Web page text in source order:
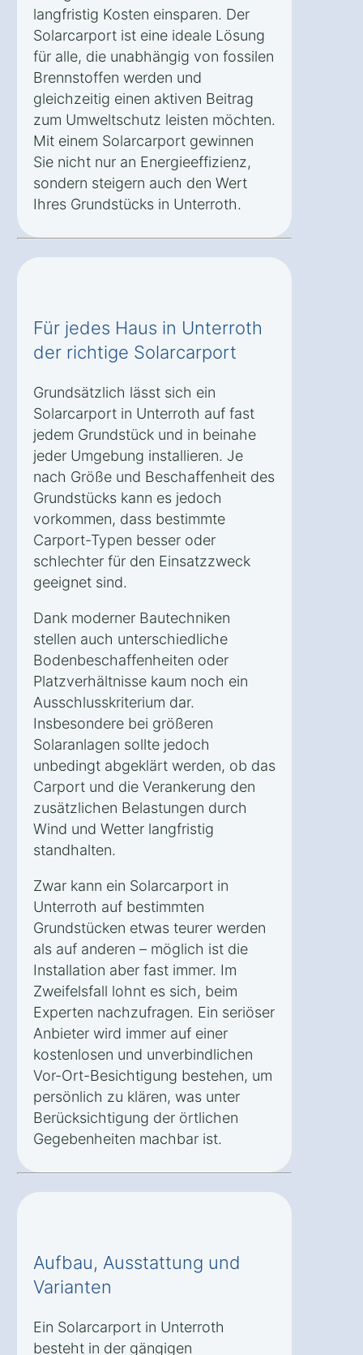
langfristig Kosten einsparen. Der
Solarcarport ist eine ideale Lösung
für alle, die unabhängig von fossilen
Brennstoffen werden und
gleichzeitig einen aktiven Beitrag
zum Umweltschutz leisten möchten.
Mit einem Solarcarport gewinnen
Sie nicht nur an Energieeffizienz,
sondern steigern auch den Wert
Ihres Grundstücks in Unterroth.
Für jedes Haus in Unterroth
der richtige Solarcarport
Grundsätzlich lässt sich ein
Solarcarport in Unterroth auf fast
jedem Grundstück und in beinahe
jeder Umgebung installieren. Je
nach Größe und Beschaffenheit des
Grundstücks kann es jedoch
vorkommen, dass bestimmte
Carport-Typen besser oder
schlechter für den Einsatzzweck
geeignet sind.
Dank moderner Bautechniken
stellen auch unterschiedliche
Bodenbeschaffenheiten oder
Platzverhältnisse kaum noch ein
Ausschlusskriterium dar.
Insbesondere bei größeren
Solaranlagen sollte jedoch
unbedingt abgeklärt werden, ob das
Carport und die Verankerung den
zusätzlichen Belastungen durch
Wind und Wetter langfristig
standhalten.
Zwar kann ein Solarcarport in
Unterroth auf bestimmten
Grundstücken etwas teurer werden
als auf anderen – möglich ist die
Installation aber fast immer. Im
Zweifelsfall lohnt es sich, beim
Experten nachzufragen. Ein seriöser
Anbieter wird immer auf einer
kostenlosen und unverbindlichen
Vor-Ort-Besichtigung bestehen, um
persönlich zu klären, was unter
Berücksichtigung der örtlichen
Gegebenheiten machbar ist.
Aufbau, Ausstattung und
Varianten
Ein Solarcarport in Unterroth
besteht in der gängigen